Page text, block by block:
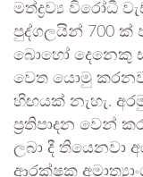
මත්ද්‍රව්‍ය විරෝධී
පුද්ගලයින් 700 ක්
බොහෝ දෙනෙකු
වෙත යොමු
හිඟයක් නැහැ.
ප්‍රතිපාදන වෙන්
ලබා දී තියෙනවා
ආරක්ෂක